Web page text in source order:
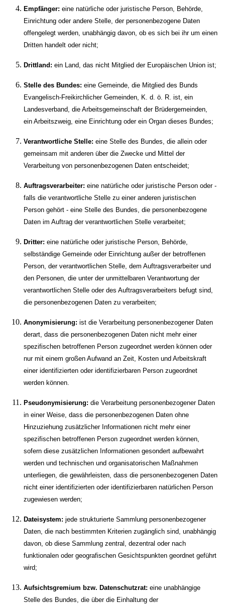
Empfänger: eine natürliche oder juristische Person, Behörde,
Einrichtung oder andere Stelle, der personenbezogene Daten
offengelegt werden, unabhängig davon, ob es sich bei ihr um einen
Dritten handelt oder nicht;
Drittland: ein Land, das nicht Mitglied der Europäischen Union ist;
Stelle des Bundes: eine Gemeinde, die Mitglied des Bunds
Evangelisch-Freikirchlicher Gemeinden, K. d. ö. R. ist, ein
Landesverband, die Arbeitsgemeinschaft der Brüdergemeinden,
ein Arbeitszweig, eine Einrichtung oder ein Organ dieses Bundes;
Verantwortliche Stelle: eine Stelle des Bundes, die allein oder
gemeinsam mit anderen über die Zwecke und Mittel der
Verarbeitung von personenbezogenen Daten entscheidet;
Auftragsverarbeiter: eine natürliche oder juristische Person oder -
falls die verantwortliche Stelle zu einer anderen juristischen
Person gehört - eine Stelle des Bundes, die personenbezogene
Daten im Auftrag der verantwortlichen Stelle verarbeitet;
Dritter: eine natürliche oder juristische Person, Behörde,
selbständige Gemeinde oder Einrichtung außer der betroffenen
Person, der verantwortlichen Stelle, dem Auftragsverarbeiter und
den Personen, die unter der unmittelbaren Verantwortung der
verantwortlichen Stelle oder des Auftragsverarbeiters befugt sind,
die personenbezogenen Daten zu verarbeiten;
Anonymisierung: ist die Verarbeitung personenbezogener Daten
derart, dass die personenbezogenen Daten nicht mehr einer
spezifischen betroffenen Person zugeordnet werden können oder
nur mit einem großen Aufwand an Zeit, Kosten und Arbeitskraft
einer identifizierten oder identifizierbaren Person zugeordnet
werden können.
Pseudonymisierung: die Verarbeitung personenbezogener Daten
in einer Weise, dass die personenbezogenen Daten ohne
Hinzuziehung zusätzlicher Informationen nicht mehr einer
spezifischen betroffenen Person zugeordnet werden können,
sofern diese zusätzlichen Informationen gesondert aufbewahrt
werden und technischen und organisatorischen Maßnahmen
unterliegen, die gewährleisten, dass die personenbezogenen Daten
nicht einer identifizierten oder identifizierbaren natürlichen Person
zugewiesen werden;
Dateisystem: jede strukturierte Sammlung personenbezogener
Daten, die nach bestimmten Kriterien zugänglich sind, unabhängig
davon, ob diese Sammlung zentral, dezentral oder nach
funktionalen oder geografischen Gesichtspunkten geordnet geführt
wird;
Aufsichtsgremium bzw. Datenschutzrat: eine unabhängige
Stelle des Bundes, die über die Einhaltung der